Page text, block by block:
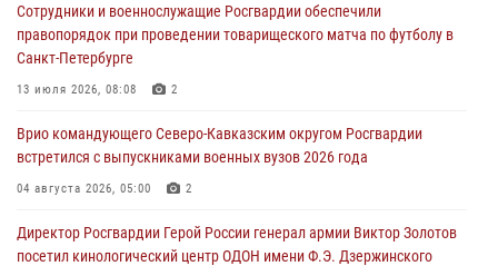
взрывобезопасности
07 августа 2026, 11:33
Рэпер ST посетил раненых росгвардейцев в Главном военном
07 августа 2026, 11:18 2
Патриотическая акция «Каникулы с Росгвардией» прошла в
07 августа 2026, 11:00
Сотрудники и военнослужащие Росгвардии обеспечили
правопорядок при проведении товарищеского матча по футболу в
Санкт-Петербурге
13 июля 2026, 08:08 2
Врио командующего Северо-Кавказским округом Росгвардии
встретился с выпускниками военных вузов 2026 года
04 августа 2026, 05:00 2
Директор Росгвардии Герой России генерал армии Виктор Золотов
посетил кинологический центр ОДОН имени Ф.Э. Дзержинского